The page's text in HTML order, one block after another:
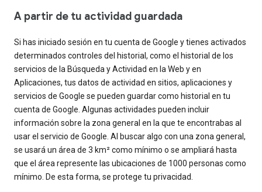
A partir de tu actividad guardada
Si has iniciado sesión en tu cuenta de Google y tienes activados
determinados controles del historial, como el historial de los
servicios de la Búsqueda y Actividad en la Web y en
Aplicaciones, tus datos de actividad en sitios, aplicaciones y
servicios de Google se pueden guardar como historial en tu
cuenta de Google. Algunas actividades pueden incluir
información sobre la zona general en la que te encontrabas al
usar el servicio de Google. Al buscar algo con una zona general,
se usará un área de 3 km² como mínimo o se ampliará hasta
que el área represente las ubicaciones de 1000 personas como
mínimo. De esta forma, se protege tu privacidad.